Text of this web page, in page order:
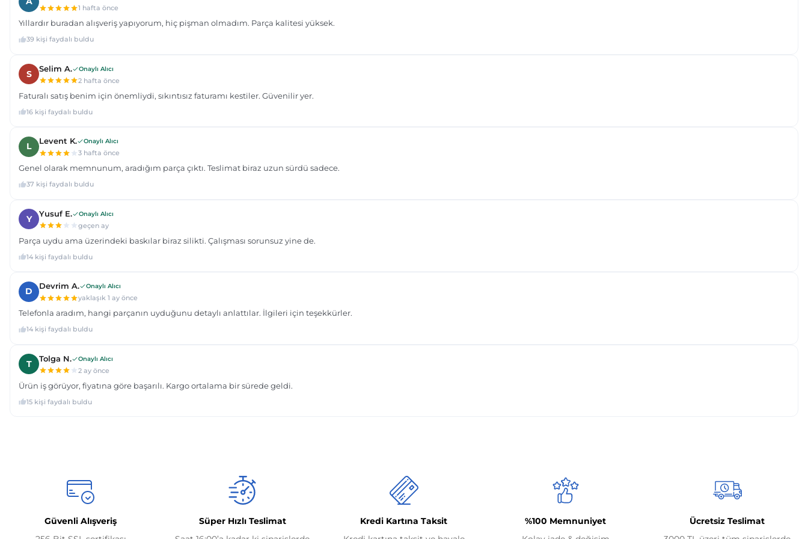
Güvenli Alışveriş
Süper Hızlı Teslimat
Kredi Kartına Taksit
%100 Memnuniyet
Ücretsiz Teslimat